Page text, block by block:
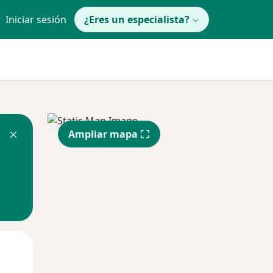
Iniciar sesión ¿Eres un especialista?
Ampliar mapa